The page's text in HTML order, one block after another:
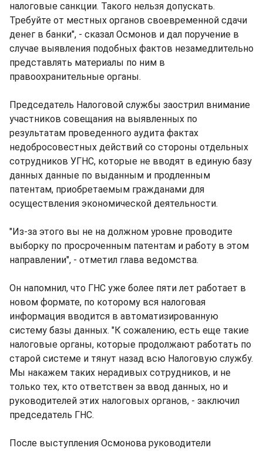
налоговые санкции. Такого нельзя допускать.
Требуйте от местных органов своевременной сдачи
денег в банки", - сказал Осмонов и дал поручение в
случае выявления подобных фактов незамедлительно
представлять материалы по ним в
правоохранительные органы.
Председатель Налоговой службы заострил внимание
участников совещания на выявленных по
результатам проведенного аудита фактах
недобросовестных действий со стороны отдельных
сотрудников УГНС, которые не вводят в единую базу
данных данные по выданным и продленным
патентам, приобретаемым гражданами для
осуществления экономической деятельности.
"Из-за этого вы не на должном уровне проводите
выборку по просроченным патентам и работу в этом
направлении", - отметил глава ведомства.
Он напомнил, что ГНС уже более пяти лет работает в
новом формате, по которому вся налоговая
информация вводится в автоматизированную
систему базы данных. "К сожалению, есть еще такие
налоговые органы, которые продолжают работать по
старой системе и тянут назад всю Налоговую службу.
Мы накажем таких нерадивых сотрудников, и не
только тех, кто ответствен за ввод данных, но и
руководителей этих налоговых органов, - заключил
председатель ГНС.
После выступления Осмонова руководители